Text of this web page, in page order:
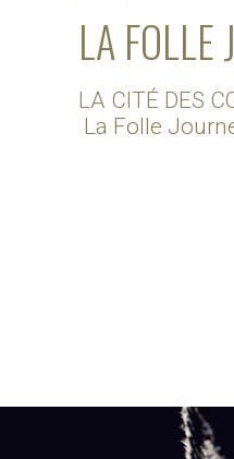
LA FOLLE
LA CITÉ DES
La Folle